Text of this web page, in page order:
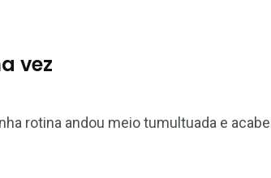
vez
rotina andou meio tumultuada e